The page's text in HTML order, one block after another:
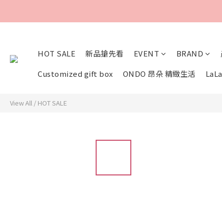
HOT SALE 新品搶先看 EVENT BRAND
Customized gift box
ONDO 昂朵 精緻生活
View All / HOT SALE